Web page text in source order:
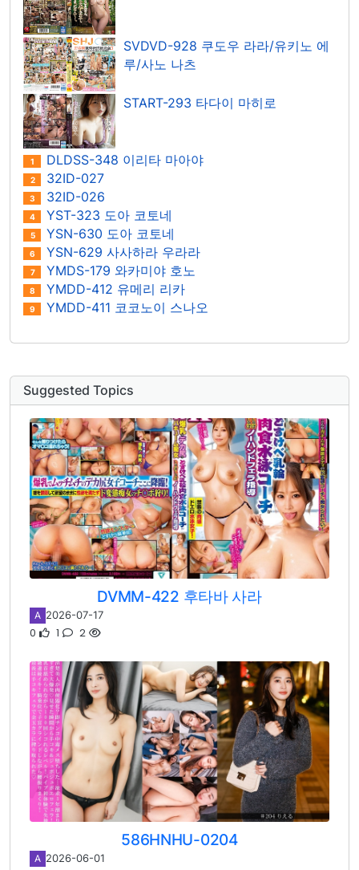
SVDVD-928 쿠도우 라라/유키노 에
루/사노 나츠
START-293 타다이 마히로
1 DLDSS-348 이리타 마아야
2 32ID-027
3 32ID-026
4 YST-323 도아 코토네
5 YSN-630 도아 코토네
6 YSN-629 사사하라 우라라
7 YMDS-179 와카미야 호노
8 YMDD-412 유메리 리카
9 YMDD-411 코코노이 스나오
Suggested Topics
DVMM-422 후타바 사라
A 2026-07-17
0 1 2
586HNHU-0204
A 2026-06-01